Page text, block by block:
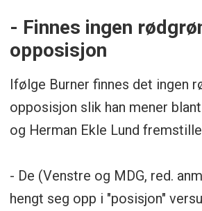
- Finnes ingen
opposisjon
Ifølge Burner finnes det ingen
opposisjon slik han mener
og Herman Ekle Lund
- De (Venstre og MDG, red.
hengt seg opp i "posisjon"